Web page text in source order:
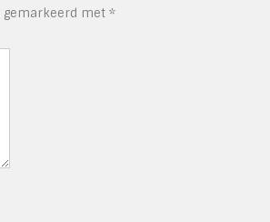
gemarkeerd met *